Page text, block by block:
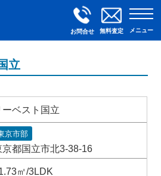
お問合せ 無料査定 メニュー
立
ーベスト国立
京市部
京都国立市北3-38-16
㎡/3LDK